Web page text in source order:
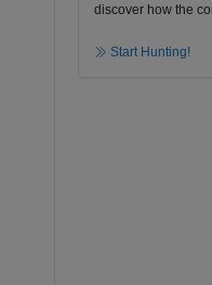
discover how the
Start Hunting!